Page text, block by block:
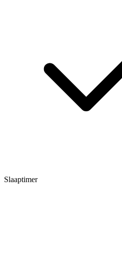
Slaaptimer